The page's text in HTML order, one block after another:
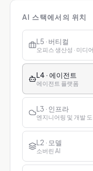
AI 스택에서의 위치
L5 · 버티컬
L4 · 에이전트
에이전트 플랫폼
L3 · 인프라
엔지니어링 및 개발
L2 · 모델
소버린 AI